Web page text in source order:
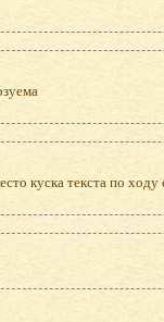
куска текста по